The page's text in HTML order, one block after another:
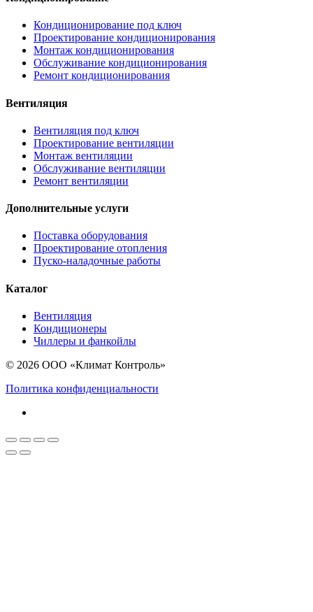
Кондиционирование под ключ
Проектирование кондиционирования
Монтаж кондиционирования
Обслуживание кондиционирования
Ремонт кондиционирования
Вентиляция
Вентиляция под ключ
Проектирование вентиляции
Монтаж вентиляции
Обслуживание вентиляции
Ремонт вентиляции
Дополнительные услуги
Поставка оборудования
Проектирование отопления
Пуско-наладочные работы
Каталог
Вентиляция
Кондиционеры
Чиллеры и фанкойлы
© 2026 ООО «Климат Контроль»
Политика конфиденциальности